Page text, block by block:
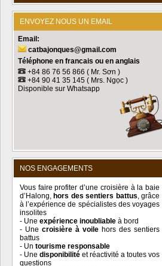
ENVOYEZ NOUS UN EMAIL
Email:
catbajonques@gmail.com
Téléphone en francais ou en anglais
+84 86 76 56 866 ( Mr. Sơn )
+84 90 41 35 145 ( Mrs. Ngọc )
Disponible sur Whatsapp
NOS ENGAGEMENTS
Vous faire profiter d’une croisière à la baie
d’Halong, hors des sentiers battus, grâce
à l’expérience de spécialistes des voyages
insolites
- Une expérience inoubliable à bord
- Une croisière à voile hors des sentiers
battus
- Un tourisme responsable
- Une disponibilité et réactivité a toutes vos
questions